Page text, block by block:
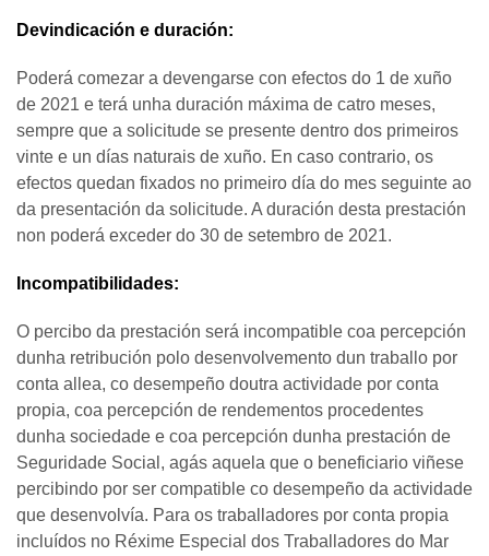
Devindicación e duración:
Poderá comezar a devengarse con efectos do 1 de xuño
de 2021 e terá unha duración máxima de catro meses,
sempre que a solicitude se presente dentro dos primeiros
vinte e un días naturais de xuño. En caso contrario, os
efectos quedan fixados no primeiro día do mes seguinte ao
da presentación da solicitude. A duración desta prestación
non poderá exceder do 30 de setembro de 2021.
Incompatibilidades:
O percibo da prestación será incompatible coa percepción
dunha retribución polo desenvolvemento dun traballo por
conta allea, co desempeño doutra actividade por conta
propia, coa percepción de rendementos procedentes
dunha sociedade e coa percepción dunha prestación de
Seguridade Social, agás aquela que o beneficiario viñese
percibindo por ser compatible co desempeño da actividade
que desenvolvía. Para os traballadores por conta propia
incluídos no Réxime Especial dos Traballadores do Mar